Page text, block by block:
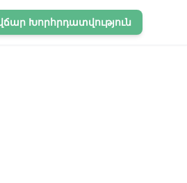
Խորհրդատվություն